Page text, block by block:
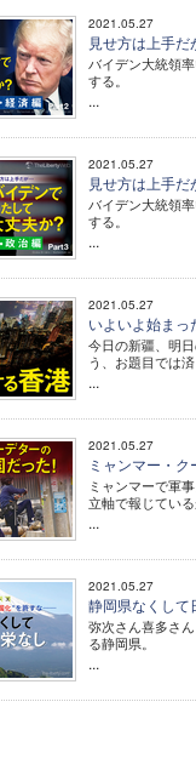
2021.05.27
見せ方は上手
バイデン大統領
する。
...
2021.05.27
見せ方は上手
バイデン大統領
する。
...
2021.05.27
いよいよ始ま
今日の新疆、明
う、お題目では
...
2021.05.27
ミャンマー・ク
ミャンマーで軍
立軸で報じてい
...
2021.05.27
静岡県なくして
弥次さん喜多さ
る静岡県。
...